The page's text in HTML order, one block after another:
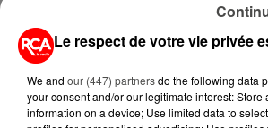
CANICULE ET
APICULTEURS
D'UNE RÉCOLTE...
Le respect de votre vie privée
We and our (447) partnersdo the following data
your consent and/or our legitimate interest: Store
information on a device; Use limited data to